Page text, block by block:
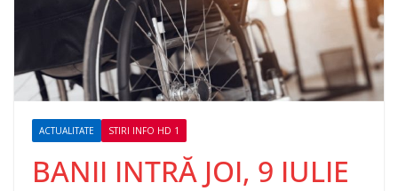
ACTUALITATE STIRI INFO HD 1
BANII INTRĂ JOI, 9 IULIE